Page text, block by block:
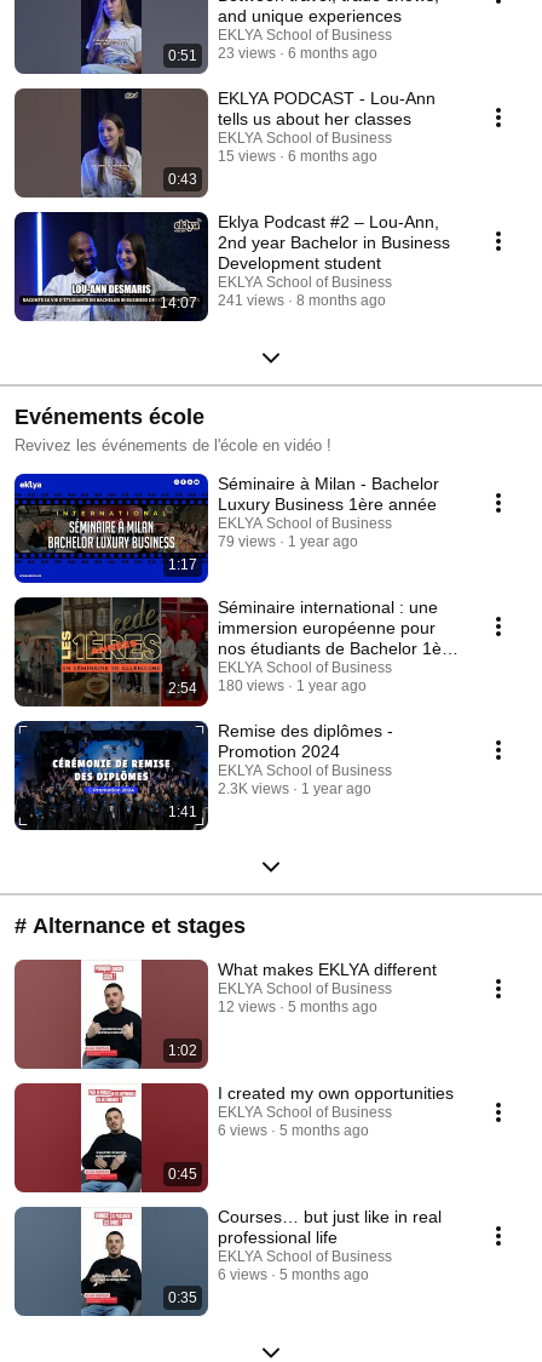
interrogations sur les études en commerce, marketing ou management.
Du Bachelor au Bac+5, découvre les coulisses de nos formations et
trouve toutes les clés pour te lancer dans les études supérieures avec
confiance. Le futur, ça se prépare ici, avec ceux qui le vivent déjà !
Alors, installe-toi confortablement… ton épisode commence.
0:51
and unique experiences
EKLYA School of Business
23 views
6 months ago
0:43
EKLYA PODCAST - Lou-Ann
tells us about her classes
EKLYA School of Business
15 views
6 months ago
14:07
Eklya Podcast #2 – Lou-Ann,
2nd year Bachelor in Business
Development student
EKLYA School of Business
241 views
8 months ago
Evénements école
Revivez les événements de l'école en vidéo !
1:17
Séminaire à Milan - Bachelor
Luxury Business 1ère année
EKLYA School of Business
79 views
1 year ago
2:54
Séminaire international : une
immersion européenne pour
nos étudiants de Bachelor 1ère
année
EKLYA School of Business
180 views
1 year ago
1:41
Remise des diplômes -
Promotion 2024
EKLYA School of Business
2.3K views
1 year ago
# Alternance et stages
1:02
What makes EKLYA different
EKLYA School of Business
12 views
5 months ago
0:45
I created my own opportunities
EKLYA School of Business
6 views
5 months ago
0:35
Courses… but just like in real
professional life
EKLYA School of Business
6 views
5 months ago